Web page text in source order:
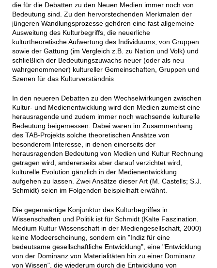
die für die Debatten zu den Neuen Medien immer noch von
Bedeutung sind. Zu den hervorstechenden Merkmalen der
jüngeren Wandlungsprozesse gehören eine fast allgemeine
Ausweitung des Kulturbegriffs, die neuerliche
kulturtheoretische Aufwertung des Individuums, von Gruppen
sowie der Gattung (im Vergleich z.B. zu Nation und Volk) und
schließlich der Bedeutungszuwachs neuer (oder als neu
wahrgenommener) kultureller Gemeinschaften, Gruppen und
Szenen für das Kulturverständnis
In den neueren Debatten zu den Wechselwirkungen zwischen
Kultur- und Medienentwicklung wird den Medien zumeist eine
herausragende und zudem immer noch wachsende kulturelle
Bedeutung beigemessen. Dabei waren im Zusammenhang
des TAB-Projekts solche theoretischen Ansätze von
besonderem Interesse, in denen einerseits der
herausragenden Bedeutung von Medien und Kultur Rechnung
getragen wird, andererseits aber darauf verzichtet wird,
kulturelle Evolution gänzlich in der Medienentwicklung
aufgehen zu lassen. Zwei Ansätze dieser Art (M. Castells; S.J.
Schmidt) seien im Folgenden beispielhaft erwähnt.
Die gegenwärtige Konjunktur des Kulturbegriffes in
Wissenschaften und Politik ist für Schmidt (Kalte Faszination.
Medium Kultur Wissenschaft in der Mediengesellschaft, 2000)
keine Modeerscheinung, sondern ein "Indiz für eine
bedeutsame gesellschaftliche Entwicklung", eine "Entwicklung
von der Dominanz von Materialitäten hin zu einer Dominanz
von Wissen", die wiederum durch die Entwicklung von